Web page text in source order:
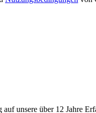
unsere über 12 Jahre